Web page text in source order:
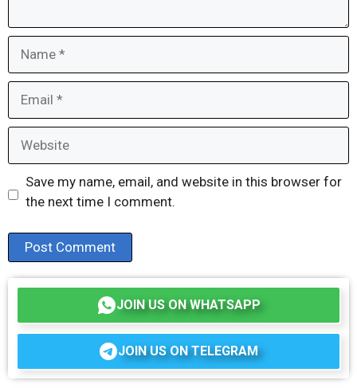
Save my name, email, and website in this browser for
the next time I comment.
JOIN US ON WHATSAPP
JOIN US ON TELEGRAM